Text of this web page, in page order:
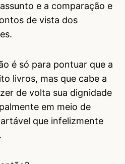
e a comparação e
de vista dos
é só para pontuar que a
livros, mas que cabe a
de volta sua dignidade
em meio de
que infelizmente